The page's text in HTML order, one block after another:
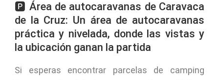
🅿️ Área de autocaravanas de Caravaca
de la Cruz: Un área de autocaravanas
práctica y nivelada, donde las vistas y
la ubicación ganan la partida
Si esperas encontrar parcelas de camping